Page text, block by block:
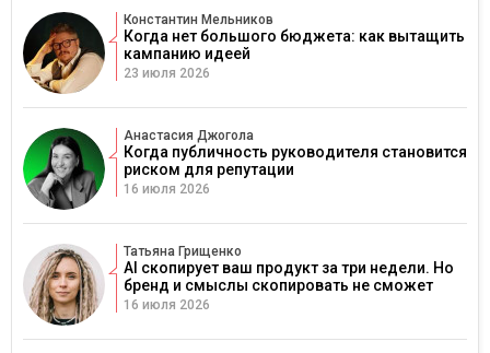
Константин Мельников
Когда нет большого бюджета: как вытащить
кампанию идеей
23 июля 2026
Анастасия Джогола
Когда публичность руководителя становится
риском для репутации
16 июля 2026
Татьяна Грищенко
AI скопирует ваш продукт за три недели. Но
бренд и смыслы скопировать не сможет
16 июля 2026